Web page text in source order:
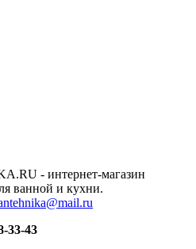
- интернет-магазин
ванной и кухни.
33-43